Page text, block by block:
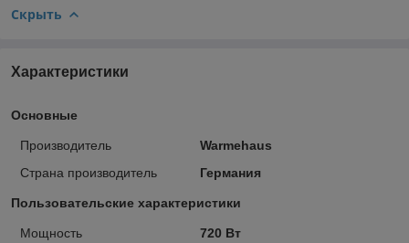
Скрыть
Характеристики
Основные
Производитель
Warmehaus
Страна производитель
Германия
Пользовательские характеристики
Мощность
720 Вт